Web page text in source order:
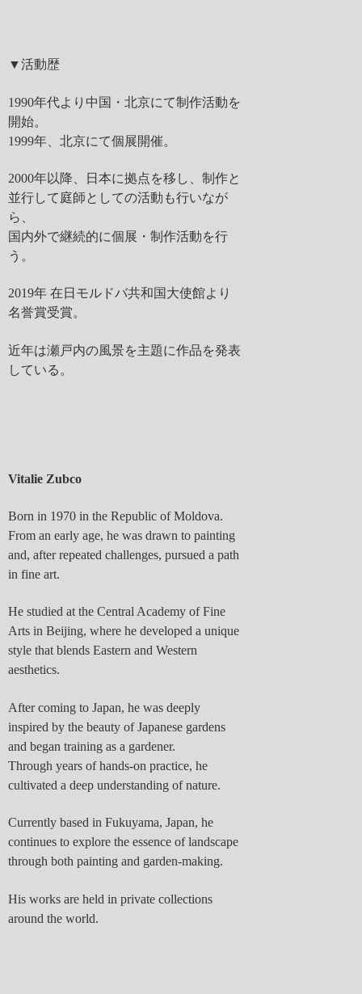
▼活動歴
1990年代より中国・北京にて制作活動を
開始。
1999年、北京にて個展開催。
2000年以降、日本に拠点を移し、制作と
並行して庭師としての活動も行いなが
ら、
国内外で継続的に個展・制作活動を行
う。
2019年 在日モルドバ共和国大使館より
名誉賞受賞。
近年は瀬戸内の風景を主題に作品を発表
している。
Vitalie Zubco
Born in 1970 in the Republic of Moldova.
From an early age, he was drawn to painting
and, after repeated challenges, pursued a path
in fine art.
He studied at the Central Academy of Fine
Arts in Beijing, where he developed a unique
style that blends Eastern and Western
aesthetics.
After coming to Japan, he was deeply
inspired by the beauty of Japanese gardens
and began training as a gardener.
Through years of hands-on practice, he
cultivated a deep understanding of nature.
Currently based in Fukuyama, Japan, he
continues to explore the essence of landscape
through both painting and garden-making.
His works are held in private collections
around the world.